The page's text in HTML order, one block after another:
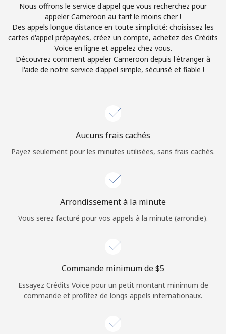
Bonjour!
Identifiez-vous ouINSCRIVEZ-VOUS →
Login
ou
Continue avec
Nous offrons le service d'appel que vous recherchez pour
appeler Cameroon au tarif le moins cher !
Des appels longue distance en toute simplicité: choisissez les
cartes d'appel prépayées, créez un compte, achetez des Crédits
Voice en ligne et appelez chez vous.
Découvrez comment appeler Cameroon depuis l'étranger à
l'aide de notre service d'appel simple, sécurisé et fiable !
Aucuns frais cachés
Payez seulement pour les minutes utilisées, sans frais cachés.
Arrondissement à la minute
Vous serez facturé pour vos appels à la minute (arrondie).
Commande minimum de ⁦$5⁩
Essayez Crédits Voice pour un petit montant minimum de
commande et profitez de longs appels internationaux.